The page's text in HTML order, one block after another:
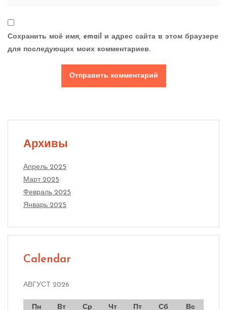
Сохранить моё имя, email и адрес сайта в этом браузере
для последующих моих комментариев.
Архивы
Апрель 2025
Март 2025
Февраль 2025
Январь 2025
Calendar
АВГУСТ 2026
Пн Вт Ср Чт Пт Сб Вс